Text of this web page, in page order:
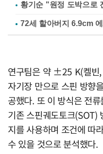
황기순 "원정 도박으로
연구팀은 약 ±25 K(켈빈
자기장 만으로 스핀 방향
공했다. 또 이 방식은 전
기존 스핀궤도토크(SOT)
지를 사용하며 조건에 따
수 있을 것으로 분석했다.